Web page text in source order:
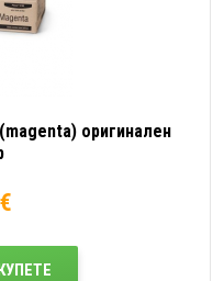
оригинален